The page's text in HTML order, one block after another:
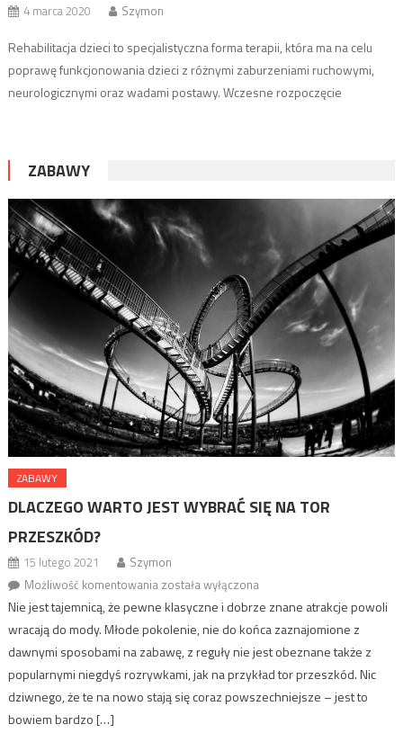
4 marca 2020 Szymon
Rehabilitacja dzieci to specjalistyczna forma terapii, która ma na celu
poprawę funkcjonowania dzieci z różnymi zaburzeniami ruchowymi,
neurologicznymi oraz wadami postawy. Wczesne rozpoczęcie
dzieci obejmuje różnorodne metody terapeutyczne, które są
dostosowane do wieku, stanu zdrowia oraz indywidualnych potrzeb
małego […]
ZABAWY
ZABAWY
DLACZEGO WARTO JEST WYBRAĆ SIĘ NA TOR
PRZESZKÓD?
15 lutego 2021
Szymon
Możliwość komentowania Dlaczego warto jest wybrać się na tor
przeszkód?
została wyłączona
Nie jest tajemnicą, że pewne klasyczne i dobrze znane atrakcje powoli
wracają do mody. Młode pokolenie, nie do końca zaznajomione z
dawnymi sposobami na zabawę, z reguły nie jest obeznane także z
popularnymi niegdyś rozrywkami, jak na przykład tor przeszkód. Nic
dziwnego, że te na nowo stają się coraz powszechniejsze – jest to
bowiem bardzo […]